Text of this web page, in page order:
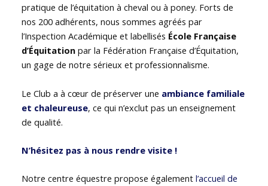
pratique de l’équitation à cheval ou à poney. Forts de
nos 200 adhérents, nous sommes agréés par
l’Inspection Académique et labellisés École Française
d’Équitation par la Fédération Française d’Équitation,
un gage de notre sérieux et professionnalisme.
Le Club a à cœur de préserver une ambiance familiale
et chaleureuse, ce qui n’exclut pas un enseignement
de qualité.
N’hésitez pas à nous rendre visite !
Notre centre équestre propose égalementl’accueil de